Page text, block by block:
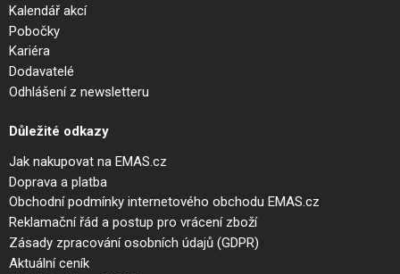
Kalendář akcí
Pobočky
Kariéra
Dodavatelé
Odhlášení z newsletteru
Důležité odkazy
Jak nakupovat na EMAS.cz
Doprava a platba
Obchodní podmínky internetového obchodu EMAS.cz
Reklamační řád a postup pro vrácení zboží
Zásady zpracování osobních údajů (GDPR)
Aktuální ceník